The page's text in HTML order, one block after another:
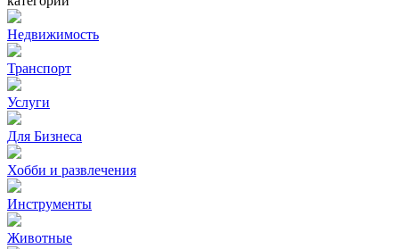
Недвижимость
Транспорт
Услуги
Для Бизнеса
Хобби и развлечения
Инструменты
Животные